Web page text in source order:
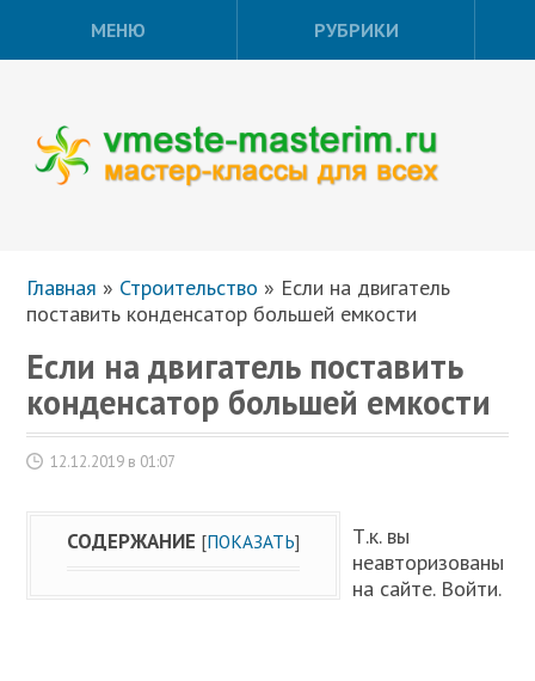
МЕНЮ РУБРИКИ
Главная » Строительство » Если на двигатель
поставить конденсатор большей емкости
Если на двигатель поставить
конденсатор большей емкости
12.12.2019 в 01:07
СОДЕРЖАНИЕ [ПОКАЗАТЬ]
Т.к. вы
неавторизованы
на сайте. Войти.